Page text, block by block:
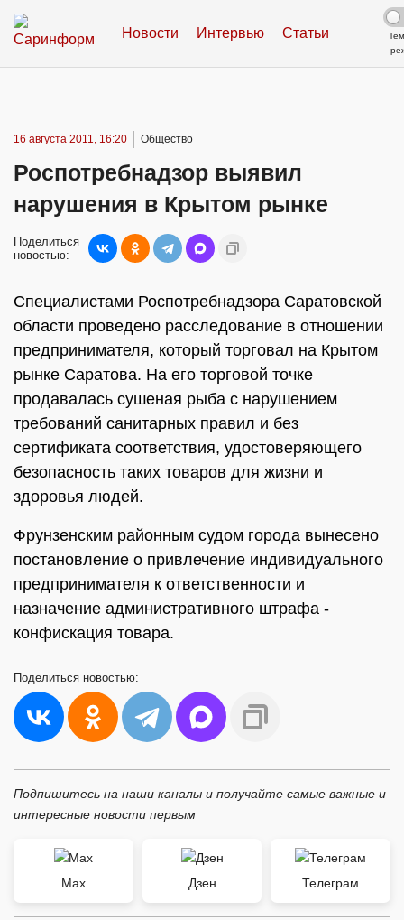
Новости Интервью Статьи
16 августа 2011, 16:20 Общество
Роспотребнадзор выявил
нарушения в Крытом рынке
Поделиться
новостью:
Специалистами Роспотребнадзора Саратовской
области проведено расследование в отношении
предпринимателя, который торговал на Крытом
рынке Саратова. На его торговой точке
продавалась сушеная рыба с нарушением
требований санитарных правил и без
сертификата соответствия, удостоверяющего
безопасность таких товаров для жизни и
здоровья людей.
Фрунзенским районным судом города вынесено
постановление о привлечение индивидуального
предпринимателя к ответственности и
назначение административного штрафа -
конфискация товара.
Поделиться новостью:
Подпишитесь на наши каналы и получайте самые важные и
интересные новости первым
Max Дзен Телеграм